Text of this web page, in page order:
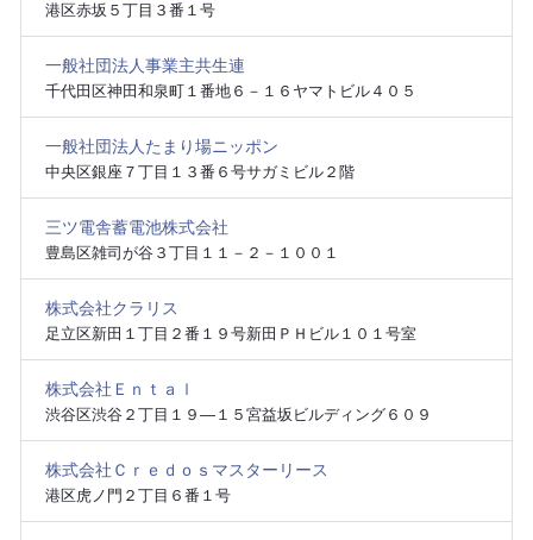
港区赤坂５丁目３番１号
一般社団法人事業主共生連
千代田区神田和泉町１番地６－１６ヤマトビル４０５
一般社団法人たまり場ニッポン
中央区銀座７丁目１３番６号サガミビル２階
三ツ電舎蓄電池株式会社
豊島区雑司が谷３丁目１１－２－１００１
株式会社クラリス
足立区新田１丁目２番１９号新田ＰＨビル１０１号室
株式会社Ｅｎｔａｌ
渋谷区渋谷２丁目１９―１５宮益坂ビルディング６０９
株式会社Ｃｒｅｄｏｓマスターリース
港区虎ノ門２丁目６番１号